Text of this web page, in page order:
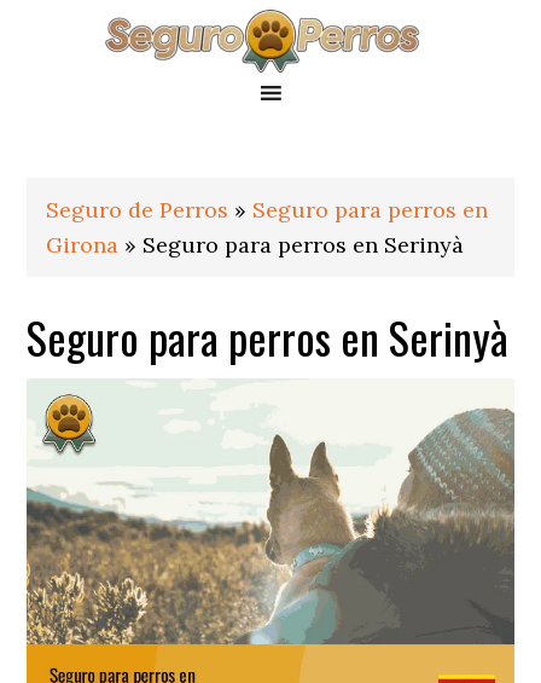
Seguro de Perros » Seguro para perros en
Girona » Seguro para perros en Serinyà
Seguro para perros en Serinyà